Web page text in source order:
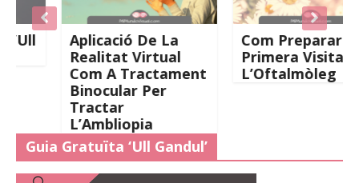
Aplicació De La
Realitat Virtual
Com A Tractament
Binocular Per
Tractar
L’Ambliopia
Com Preparar La
Primera Visita Amb
L’Oftalmòleg
Guia Gratuïta ‘Ull Gandul’